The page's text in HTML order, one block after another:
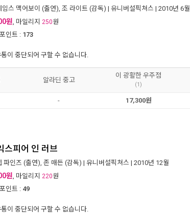
임스 맥어보이 (출연), 조 라이트 (감독) | 유니버설픽쳐스 | 2010년 6월
원, 마일리지 250원
인트 : 173
이 중단되어 구할 수 없습니다.
알라딘 중고
이 광활한 우주점
(1)
- 17,300원
스피어 인 러브
파인즈 (출연), 존 매든 (감독) | 유니버설픽쳐스 | 2010년 12월
원, 마일리지 220원
인트 : 49
이 중단되어 구할 수 없습니다.